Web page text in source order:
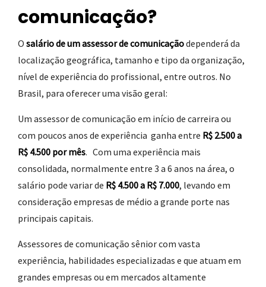
comunicação?
O salário de um assessor de comunicaçãodependerá da
localização geográfica, tamanho e tipo da organização,
nível de experiência do profissional, entre outros. No
Brasil, para oferecer uma visão geral:
Um assessor de comunicação em início de carreira ou
com poucos anos de experiência ganha entre R$ 2.500 a
R$ 4.500 por mês. Com uma experiência mais
consolidada, normalmente entre 3 a 6 anos na área, o
salário pode variar de R$ 4.500 a R$ 7.000, levando em
consideração empresas de médio a grande porte nas
principais capitais.
Assessores de comunicação sênior com vasta
experiência, habilidades especializadas e que atuam em
grandes empresas ou em mercados altamente